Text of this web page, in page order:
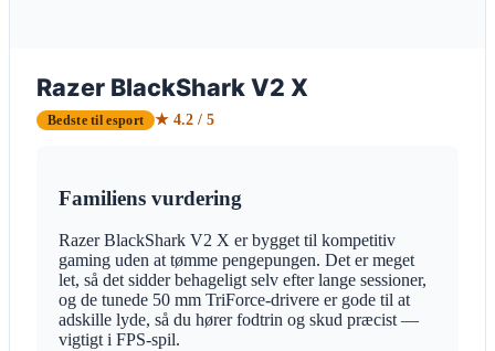
Razer BlackShark V2 X
Bedste til esport ★ 4.2 / 5
Familiens vurdering
Razer BlackShark V2 X er bygget til kompetitiv
gaming uden at tømme pengepungen. Det er meget
let, så det sidder behageligt selv efter lange sessioner,
og de tunede 50 mm TriForce-drivere er gode til at
adskille lyde, så du hører fodtrin og skud præcist —
vigtigt i FPS-spil.